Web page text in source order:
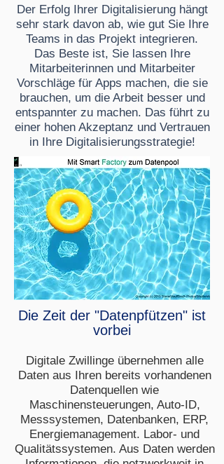
Der Erfolg Ihrer Digitalisierung hängt
sehr stark davon ab, wie gut Sie Ihre
Teams in das Projekt integrieren.
Das Beste ist, Sie lassen Ihre
Mitarbeiterinnen und Mitarbeiter
Vorschläge für Apps machen, die sie
brauchen, um die Arbeit besser und
entspannter zu machen. Das führt zu
einer hohen Akzeptanz und Vertrauen
in Ihre Digitalisierungsstrategie!
Die Zeit der "Datenpfützen" ist
vorbei
Digitale Zwillinge übernehmen alle
Daten aus Ihren bereits vorhandenen
Datenquellen wie
Maschinensteuerungen, Auto-ID,
Messsystemen, Datenbanken, ERP,
Energiemanagement. Labor- und
Qualitätssystemen. Aus Daten werden